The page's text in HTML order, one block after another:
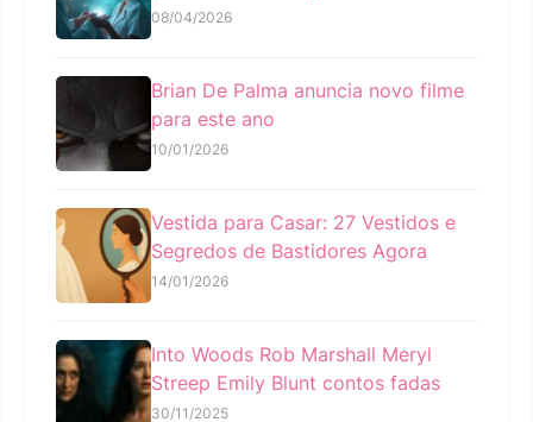
08/04/2026
Brian De Palma anuncia novo filme
para este ano
10/01/2026
Vestida para Casar: 27 Vestidos e
Segredos de Bastidores Agora
14/01/2026
Into Woods Rob Marshall Meryl
Streep Emily Blunt contos fadas
30/11/2025